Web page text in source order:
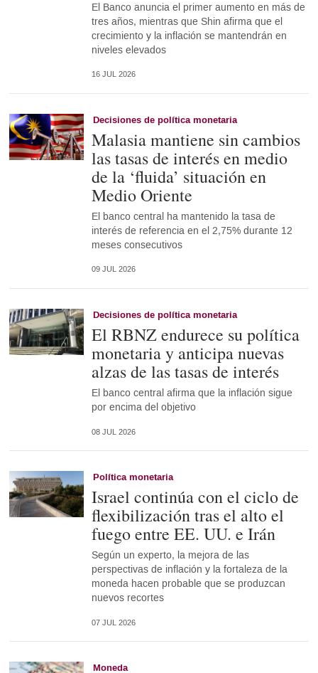
El Banco anuncia el primer aumento en más de
tres años, mientras que Shin afirma que el
crecimiento y la inflación se mantendrán en
niveles elevados
16 JUL 2026
Decisiones de política monetaria
Malasia mantiene sin cambios
las tasas de interés en medio
de la ‘fluida’ situación en
Medio Oriente
El banco central ha mantenido la tasa de
interés de referencia en el 2,75% durante 12
meses consecutivos
09 JUL 2026
Decisiones de política monetaria
El RBNZ endurece su política
monetaria y anticipa nuevas
alzas de las tasas de interés
El banco central afirma que la inflación sigue
por encima del objetivo
08 JUL 2026
Política monetaria
Israel continúa con el ciclo de
flexibilización tras el alto el
fuego entre EE. UU. e Irán
Según un experto, la mejora de las
perspectivas de inflación y la fortaleza de la
moneda hacen probable que se produzcan
nuevos recortes
07 JUL 2026
Moneda